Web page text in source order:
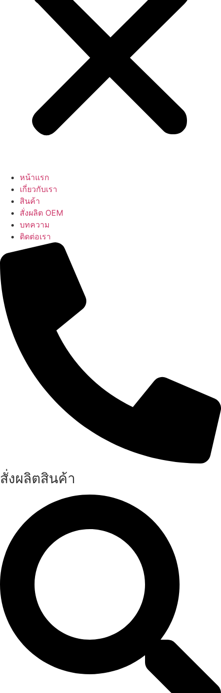
หน้าแรก
เกี่ยวกับเรา
สินค้า
สั่งผลิต OEM
บทความ
ติดต่อเรา
สั่งผลิตสินค้า